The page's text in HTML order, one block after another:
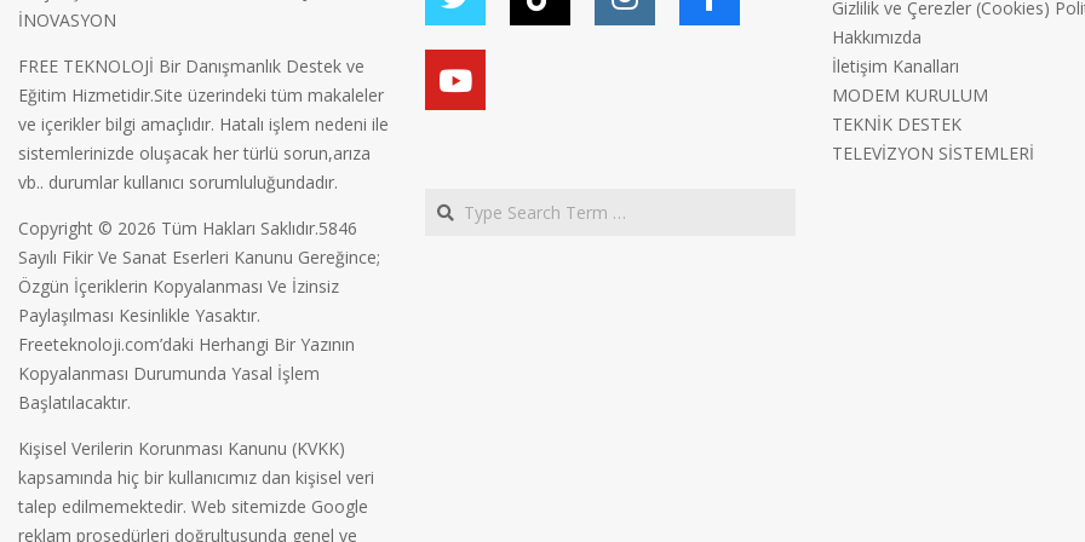
İNOVASYON
FREE TEKNOLOJİ Bir Danışmanlık Destek ve
Eğitim Hizmetidir.Site üzerindeki tüm makaleler
ve içerikler bilgi amaçlıdır. Hatalı işlem nedeni ile
sistemlerinizde oluşacak her türlü sorun,arıza
vb.. durumlar kullanıcı sorumluluğundadır.
Copyright © 2026 Tüm Hakları Saklıdır.5846
Sayılı Fikir Ve Sanat Eserleri Kanunu Gereğince;
Özgün İçeriklerin Kopyalanması Ve İzinsiz
Paylaşılması Kesinlikle Yasaktır.
Freeteknoloji.com’daki Herhangi Bir Yazının
Kopyalanması Durumunda Yasal İşlem
Başlatılacaktır.
Kişisel Verilerin Korunması Kanunu (KVKK)
kapsamında hiç bir kullanıcımız dan kişisel veri
talep edilmemektedir. Web sitemizde Google
reklam prosedürleri doğrultusunda genel ve
Search
Gizlilik ve Çerezler (Cookies)
Hakkımızda
İletişim Kanalları
MODEM KURULUM
TEKNİK DESTEK
TELEVİZYON SİSTEMLERİ